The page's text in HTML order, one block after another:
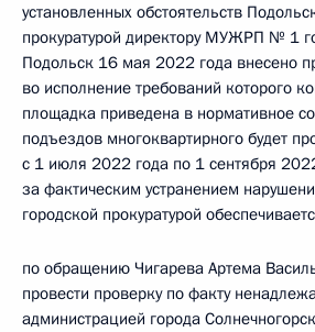
установленных обстоятельств
прокуратурой директору МУЖРП № 1
Подольск 16 мая 2022 года внесено
во исполнение требований которого
площадка приведена в нормативное
подъездов многоквартирного будет
с 1 июля 2022 года по 1 сентября
за фактическим устранением
городской прокуратурой
по обращению Чигарева Артема
провести проверку по факту
администрацией города